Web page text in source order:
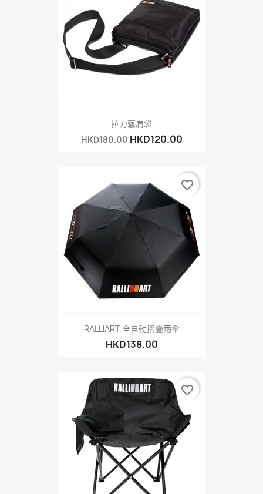
拉力藝肩袋
HKD180.00 HKD120.00
RALLIART 全自動摺疊雨傘
HKD138.00
favorite_border
favorite_border